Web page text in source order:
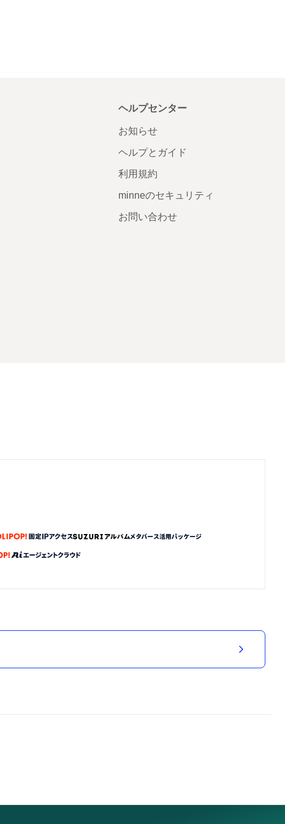
ヘルプセンター
お知らせ
ヘルプとガイド
利用規約
minneのセキュリティ
お問い合わせ